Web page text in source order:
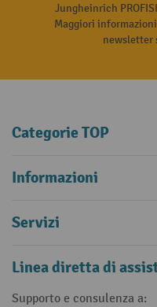
Jungheinrich
Maggiori
newsletter
Categorie TOP
Informazioni
Servizi
Linea diretta di
Supporto e consulenza a: